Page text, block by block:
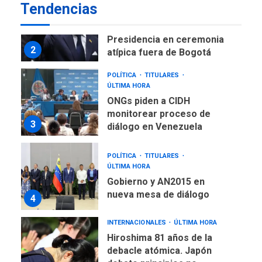
Tendencias
2
Presidencia en ceremonia
atípica fuera de Bogotá
3
POLÍTICA
TITULARES
ÚLTIMA HORA
ONGs piden a CIDH
monitorear proceso de
diálogo en Venezuela
4
POLÍTICA
TITULARES
ÚLTIMA HORA
Gobierno y AN2015 en
nueva mesa de diálogo
INTERNACIONALES ÚLTIMA HORA
Hiroshima 81 años de la
debacle atómica. Japón